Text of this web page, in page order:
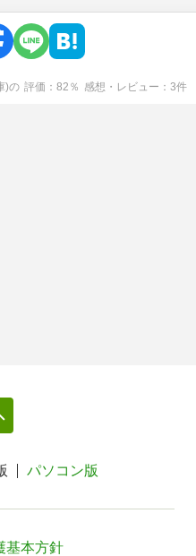
)の 評価 82 ％ 感想・レビュー 3件
パソコン版
基本方針